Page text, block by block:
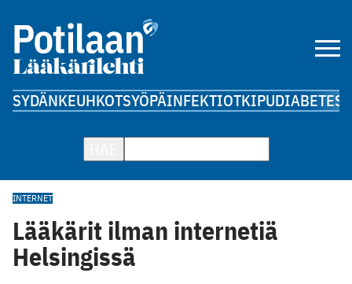
SYDÄNKEUHKOTSYÖPÄINFEKTIOTKIPUDIABETES
INTERNET
Lääkärit ilman internetiä
Helsingissä